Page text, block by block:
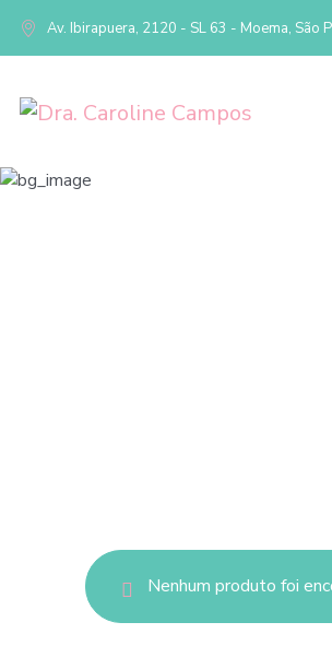
Av. Ibirapuera, 2120 - SL 63 - Moema, São
Nenhum produto foi